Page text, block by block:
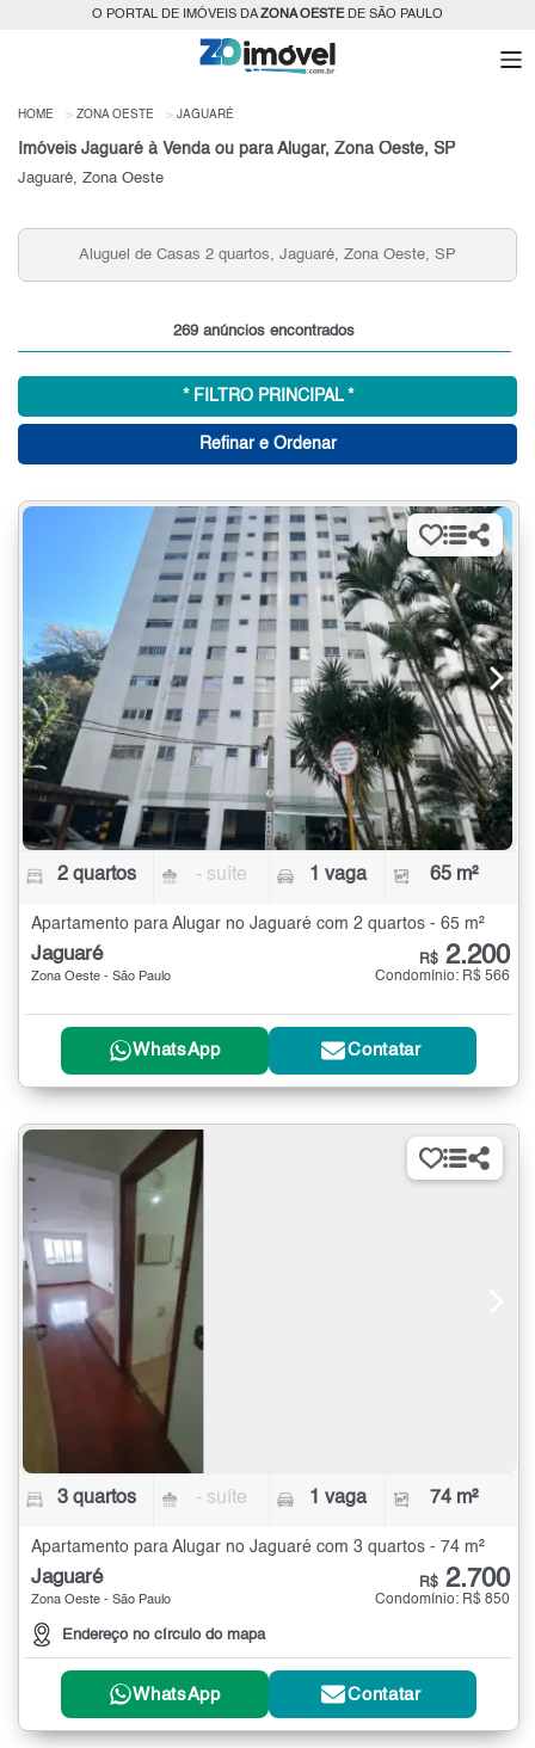
O PORTAL DE IMÓVEIS DAZONA OESTEDE SÃO PAULO
HOME ZONA OESTE JAGUARÉ
Imóveis Jaguaré à Venda ou para Alugar, Zona Oeste, SP
Jaguaré, Zona Oeste
Aluguel de Casas 2 quartos, Jaguaré, Zona Oeste, SP
269 anúncios encontrados
* FILTRO PRINCIPAL *
Refinar e Ordenar
2 quartos - suíte 1 vaga 65 m²
Apartamento para Alugar no Jaguaré com 2 quartos - 65 m²
Jaguaré
Zona Oeste - São Paulo
R$ 2.200
Condomínio: R$ 566
WhatsApp Contatar
3 quartos - suíte 1 vaga 74 m²
Apartamento para Alugar no Jaguaré com 3 quartos - 74 m²
Jaguaré
Zona Oeste - São Paulo
Endereço no círculo do mapa
R$ 2.700
Condomínio: R$ 850
WhatsApp Contatar